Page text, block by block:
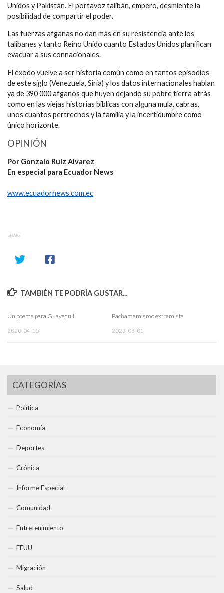
Unidos y Pakistán. El portavoz talibán, empero, desmiente la
posibilidad de compartir el poder.
Las fuerzas afganas no dan más en su resistencia ante los
talibanes y tanto Reino Unido cuanto Estados Unidos planifican
evacuar a sus connacionales.
El éxodo vuelve a ser historia común como en tantos episodios
de este siglo (Venezuela, Siria) y los datos internacionales hablan
ya de 390 000 afganos que huyen dejando su pobre tierra atrás
como en las viejas historias bíblicas con alguna mula, cabras,
unos cuantos pertrechos y la familia y la incertidumbre como
único horizonte.
OPINIÓN
Por Gonzalo Ruiz Alvarez
En especial para Ecuador News
www.ecuadornews.com.ec
SHARE
TAMBIÉN TE PODRÍA GUSTAR...
Un poema para Guayaquil
2020-04-15
Pachamamismo extremista
2023-03-01
CATEGORÍAS
Política
Economía
Deportes
Crónica
Informe Especial
Comunidad
Entretenimiento
EEUU
Migración
Salud